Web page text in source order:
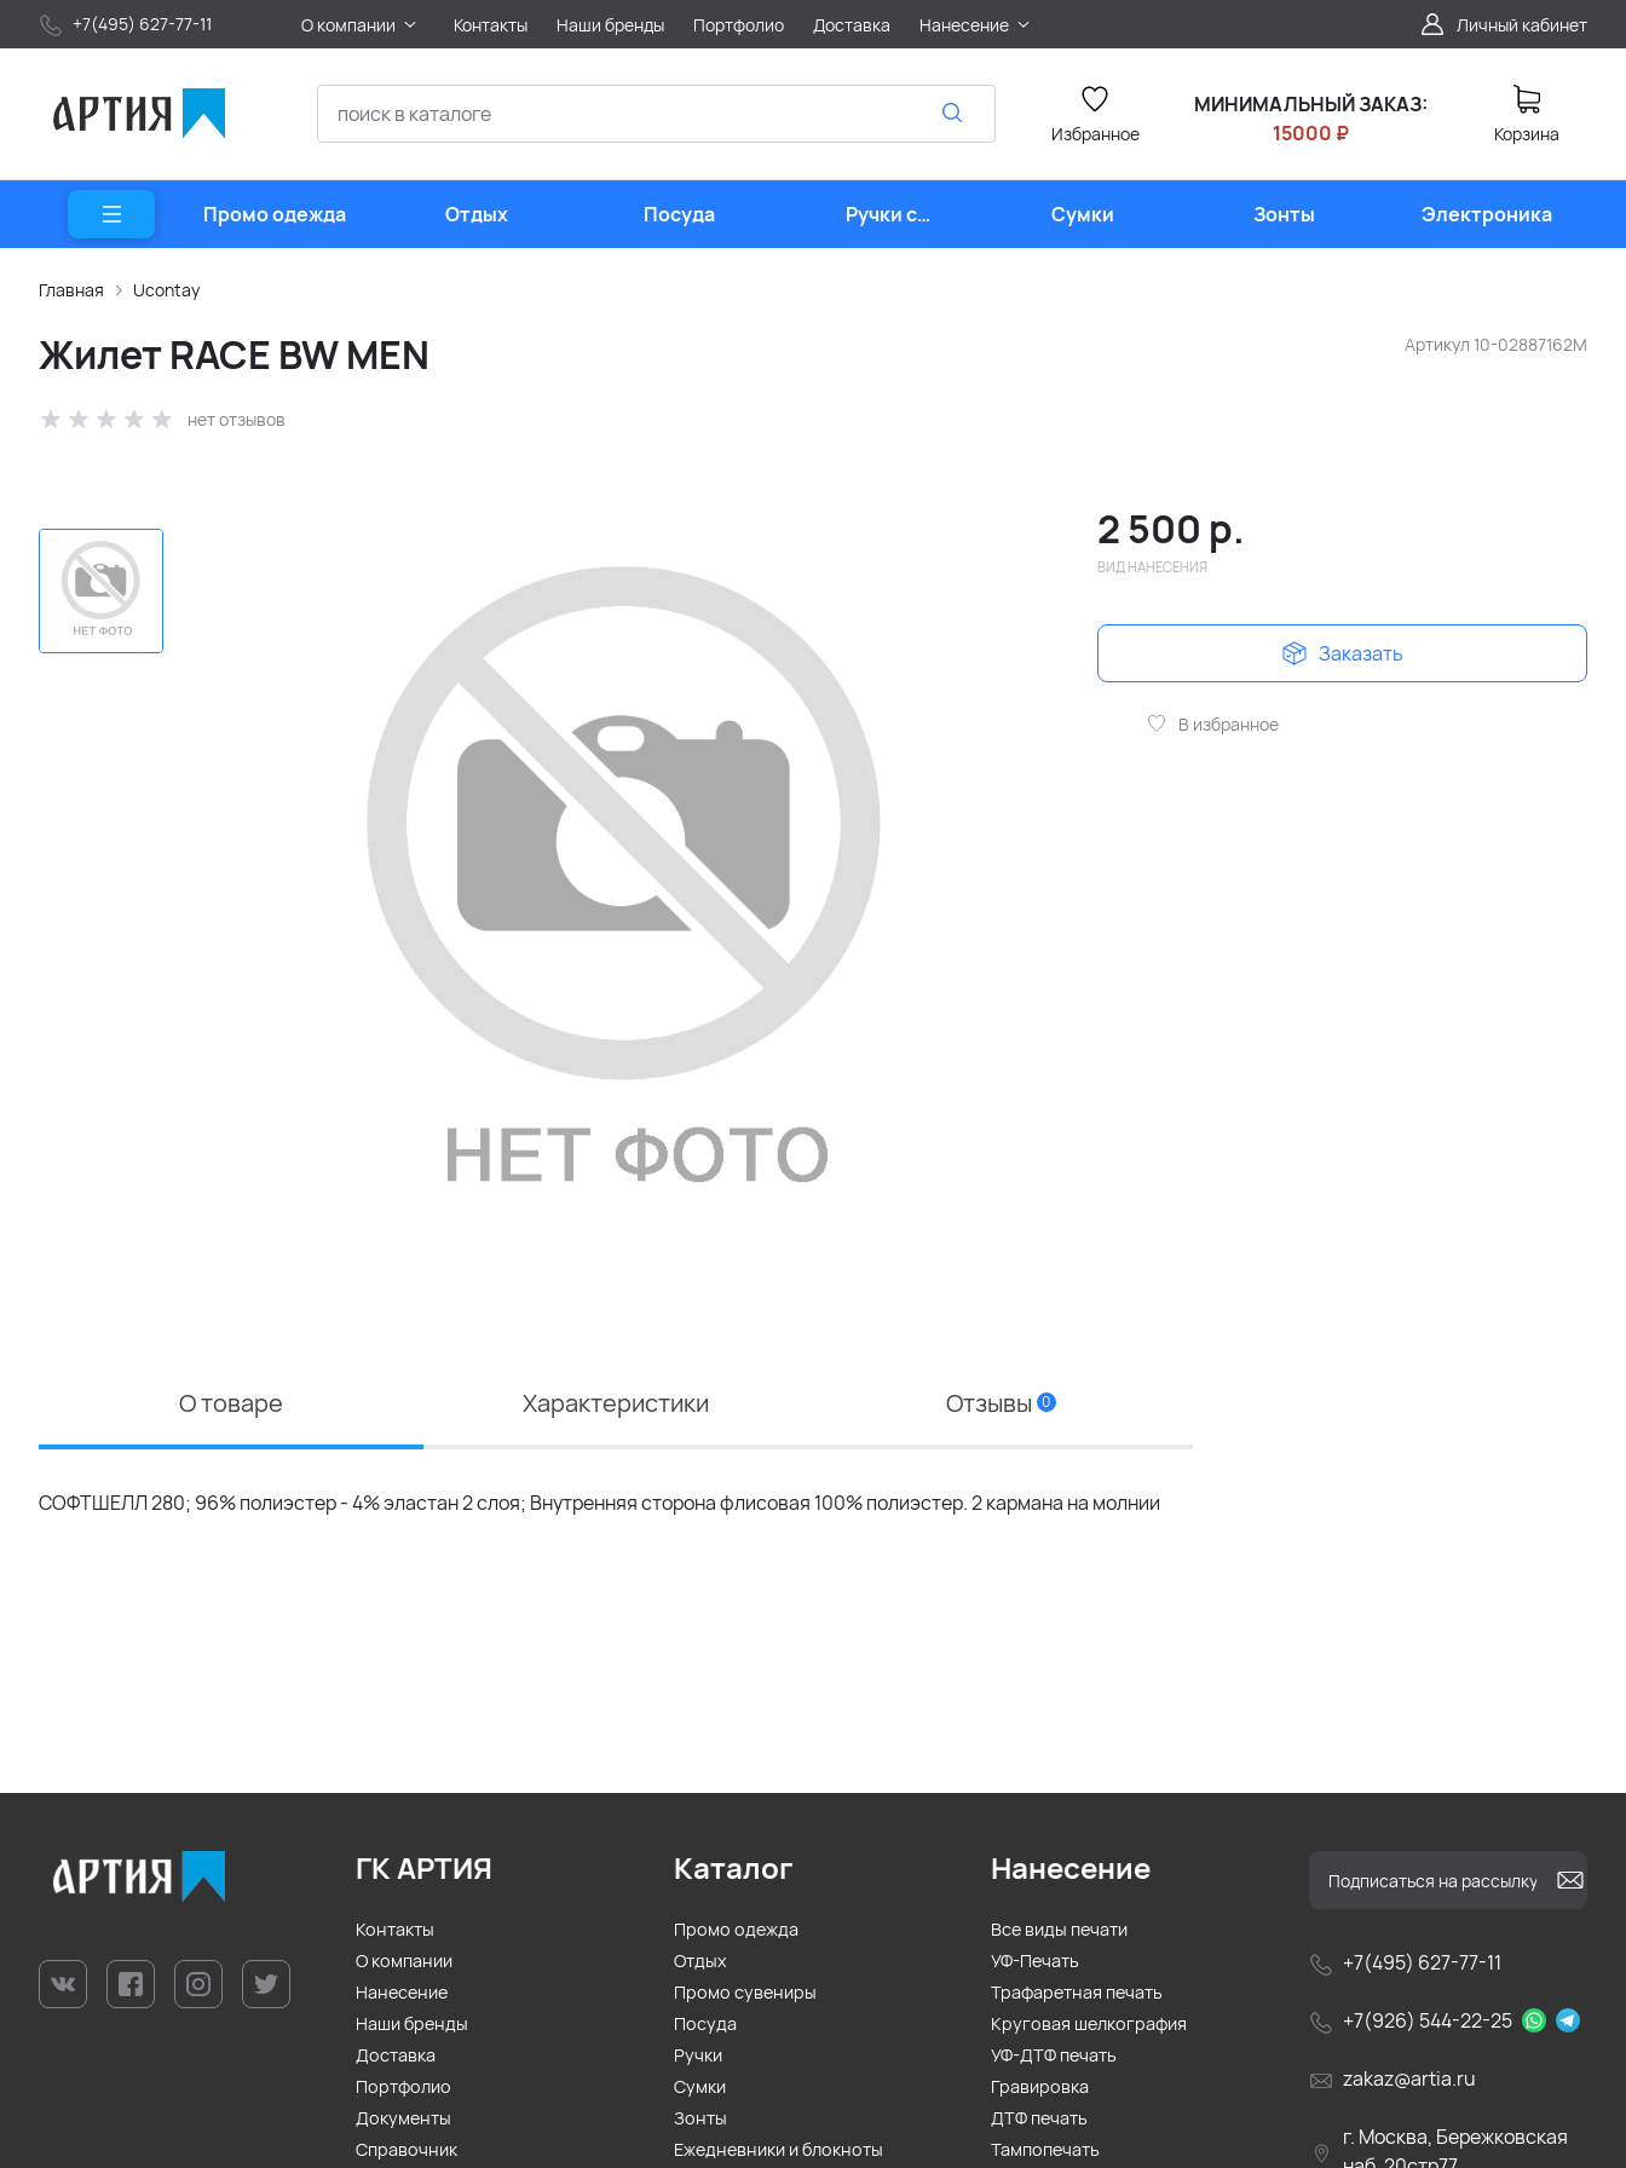
+7(495) 627-77-11 О компании Контакты Наши бренды Портфолио Доставка Нанесение Личный кабинет
Избранное
МИНИМАЛЬНЫЙ ЗАКАЗ:
15000 ₽
Корзина
Промо одежда Отдых Посуда
Ручки с
логотипом
Сумки Зонты Электроника
Главная Ucontay
Артикул 10-02887162M
Жилет RACE BW MEN
нет отзывов
2 500 р.
ВИД НАНЕСЕНИЯ
Заказать
В избранное
О товаре Характеристики Отзывы 0
СОФТШЕЛЛ 280; 96% полиэстер - 4% эластан 2 слоя; Внутренняя сторона флисовая 100% полиэстер. 2 кармана на молнии
+7(495) 627-77-11
+7(926) 544-22-25
zakaz@artia.ru
г. Москва, Бережковская
ГК АРТИЯ
Контакты
О компании
Нанесение
Наши бренды
Доставка
Портфолио
Документы
Справочник
Каталог
Промо одежда
Отдых
Промо сувениры
Посуда
Ручки
Сумки
Зонты
Ежедневники и блокноты
Нанесение
Все виды печати
УФ-Печать
Трафаретная печать
Круговая шелкография
УФ-ДТФ печать
Гравировка
ДТФ печать
Тампопечать